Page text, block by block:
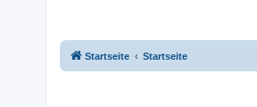
Startseite Startseite